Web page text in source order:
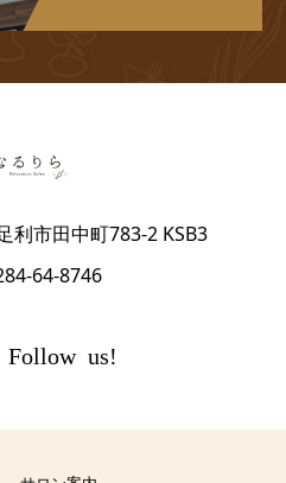
利市田中町783-2 KSB3
64-8746